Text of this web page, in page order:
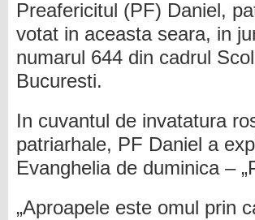
Preafericitul (PF) Daniel,
votat in aceasta seara, in
numarul 644 din cadrul
Bucuresti.
In cuvantul de invatatura
patriarhale, PF Daniel a
Evanghelia de duminica –
„Aproapele este omul prin